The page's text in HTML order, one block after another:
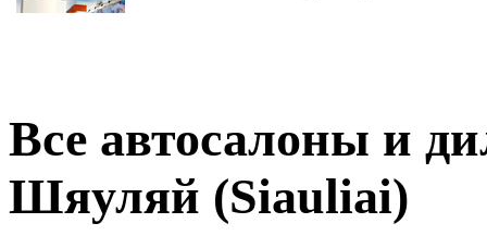
Все автосалоны и
Шяуляй (Siauliai)